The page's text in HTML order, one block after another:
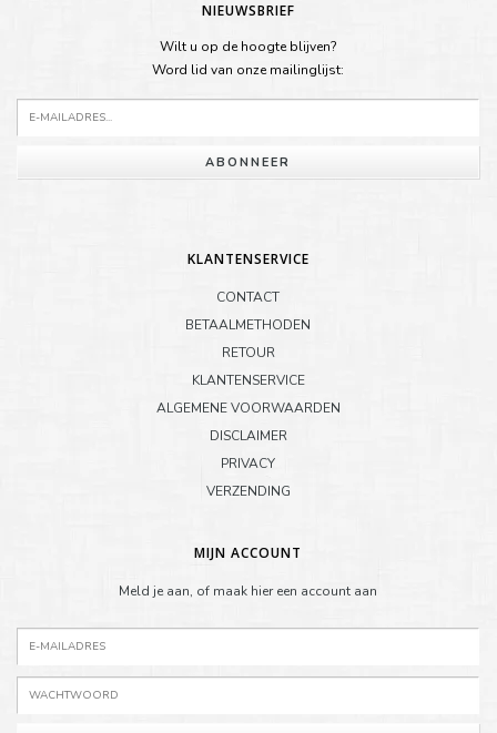
NIEUWSBRIEF
Wilt u op de hoogte blijven?
Word lid van onze mailinglijst:
ABONNEER
KLANTENSERVICE
CONTACT
BETAALMETHODEN
RETOUR
KLANTENSERVICE
ALGEMENE VOORWAARDEN
DISCLAIMER
PRIVACY
VERZENDING
MIJN ACCOUNT
Meld je aan, of maak hier een account aan